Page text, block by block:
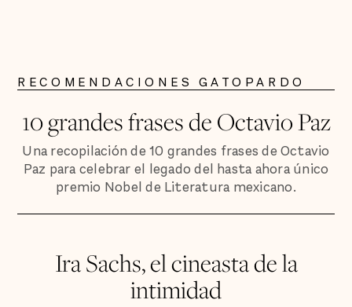
RECOMENDACIONES GATOPARDO
10 grandes frases de Octavio Paz
Una recopilación de 10 grandes frases de Octavio
Paz para celebrar el legado del hasta ahora único
premio Nobel de Literatura mexicano.
Ira Sachs, el cineasta de la
intimidad